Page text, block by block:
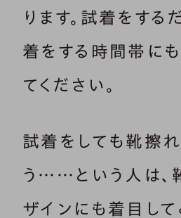
ります。試着をする
着をする時間帯に
てください。
試着をしても靴擦れ
う……という人は、
ザインにも着目して